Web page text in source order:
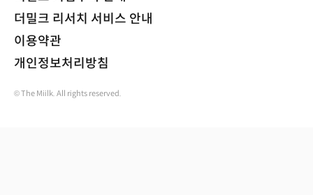
더밀크 리서치 서비스 안내
이용약관
개인정보처리방침
© The Miilk. All rights reserved.